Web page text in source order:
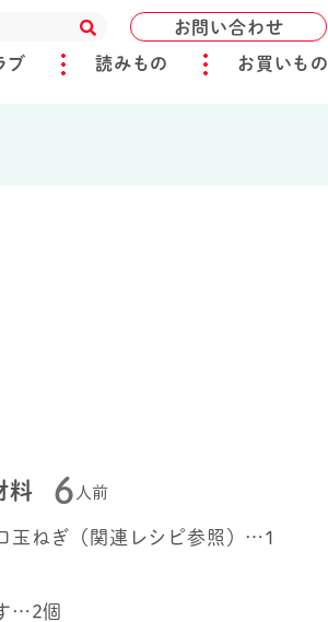
お問い合わせ
ブ 読みもの お買いもの
料 6 人前
玉ねぎ（関連レシピ参照）…1
…2個